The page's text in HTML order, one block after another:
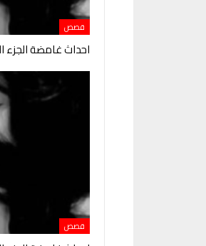
قصص
احداث غامضة الجزء
قصص